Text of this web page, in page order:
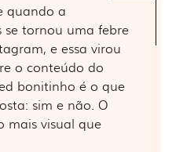
quando a
se tornou uma febre
e essa virou
o conteúdo do
bonitinho é o que
sim e não. O
mais visual que